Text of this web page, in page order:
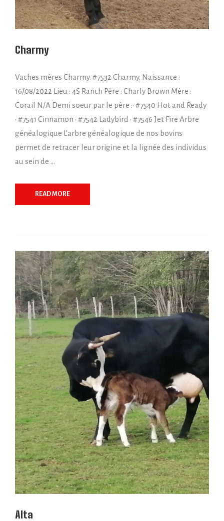
Charmy
Vaches mères Charmy. #7532 Charmy. Naissance :
16/08/2022 Lieu : 4S Ranch Père : Charly Brown Mère :
Corail N/A Demi soeur par le père :• #7540 Hot and Ready
• #7541 Cinnamon • #7542 Ladybird • #7546 Jet Fire Arbre
généalogique L’arbre généalogique de nos bovins
permet de retracer leur origine et la lignée des individus
au sein de …
READ MORE
Alta